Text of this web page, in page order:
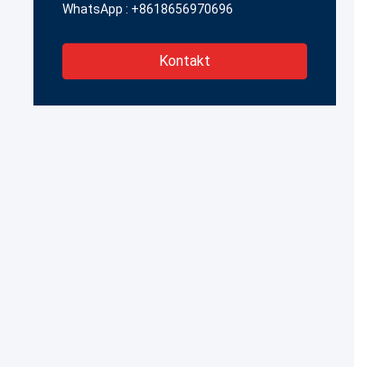
WhatsApp : +8618656970696
Kontakt